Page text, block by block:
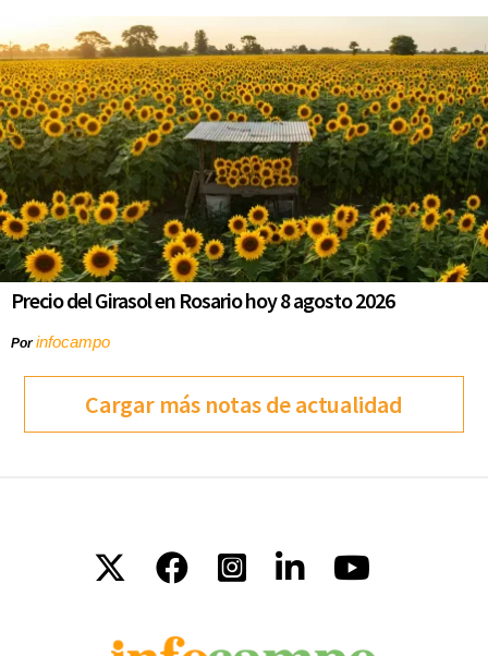
Precio del Girasol en Rosario hoy 8 agosto 2026
Porinfocampo
Cargar más notas de actualidad